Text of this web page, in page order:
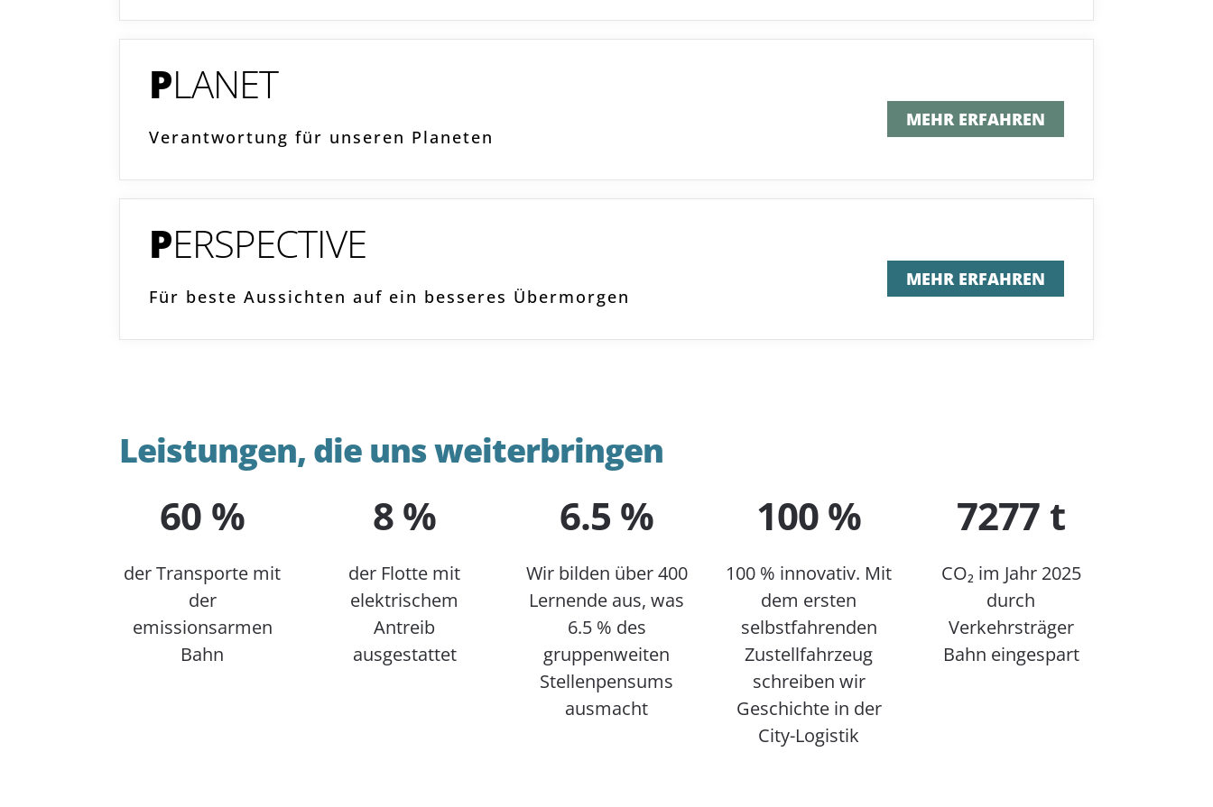
PLANET
Verantwortung für unseren Planeten
MEHR ERFAHREN
PERSPECTIVE
Für beste Aussichten auf ein besseres Übermorgen
MEHR ERFAHREN
Leistungen, die uns weiterbringen
60 %
der Transporte mit
der
emissionsarmen
Bahn
8 %
der Flotte mit
elektrischem
Antreib
ausgestattet
6.5 %
Wir bilden über 400
Lernende aus, was
6.5 % des
gruppenweiten
Stellenpensums
ausmacht
100 %
100 % innovativ. Mit
dem ersten
selbstfahrenden
Zustellfahrzeug
schreiben wir
Geschichte in der
City-Logistik
7277 t
CO₂ im Jahr 2025
durch
Verkehrsträger
Bahn eingespart